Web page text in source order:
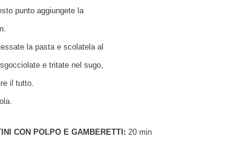
punto aggiungete la
la pasta e scolatela al
e tritate nel sugo,
il tutto.
CON POLPO E GAMBERETTI: 20 min